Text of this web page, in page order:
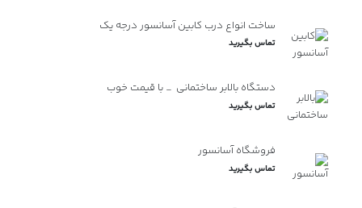
ساخت انواع درب کابین آسانسور درجه یک
تماس بگیرید
دستگاه بالابر ساختمانی _ با قیمت خوب
تماس بگیرید
فروشگاه آسانسور
تماس بگیرید